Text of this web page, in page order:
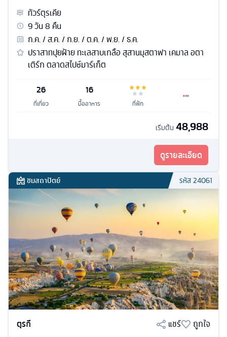
ทัวร์ตุรเคีย
9วัน8 คืน
ก.ค. / ส.ค. / ก.ย. / ต.ค. / พ.ย. / ธ.ค.
ปราสาทปุยฝ้าย ทะเลสาบเกลือ สุสานมุสตาฟา เคมาล อตา
เติร์ก ตลาดสไปซ์มาร์เก็ต
26
ที่เที่ยว
16
มื้ออาหาร ที่พัก
เริ่มต้น 48,988
ดูรายละเอียด
ชมสถาปัตย์ รหัส24061
ตุรกี แชร์
ถูกใจ